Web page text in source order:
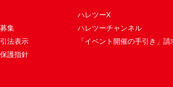
集
法表示
護指針
ハレツーX
ハレツーチャンネル
「イベント開催の手引き」